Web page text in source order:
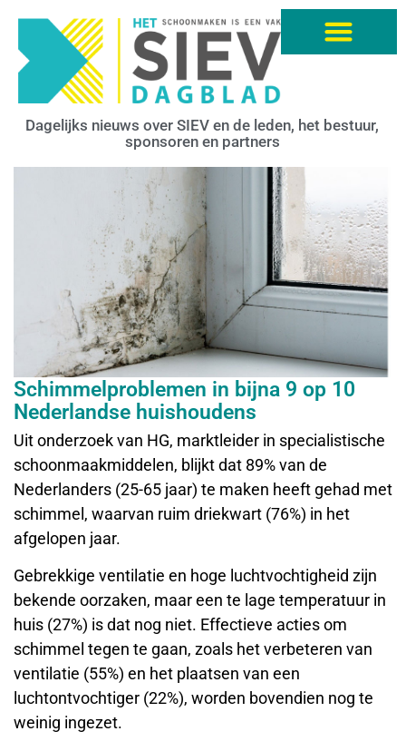
Dagelijks nieuws over SIEV en de leden, het bestuur,
sponsoren en partners
Schimmelproblemen in bijna 9 op 10
Nederlandse huishoudens
Uit onderzoek van HG, marktleider in specialistische
schoonmaakmiddelen, blijkt dat 89% van de
Nederlanders (25-65 jaar) te maken heeft gehad met
schimmel, waarvan ruim driekwart (76%) in het
afgelopen jaar.
Gebrekkige ventilatie en hoge luchtvochtigheid zijn
bekende oorzaken, maar een te lage temperatuur in
huis (27%) is dat nog niet. Effectieve acties om
schimmel tegen te gaan, zoals het verbeteren van
ventilatie (55%) en het plaatsen van een
luchtontvochtiger (22%), worden bovendien nog te
weinig ingezet.